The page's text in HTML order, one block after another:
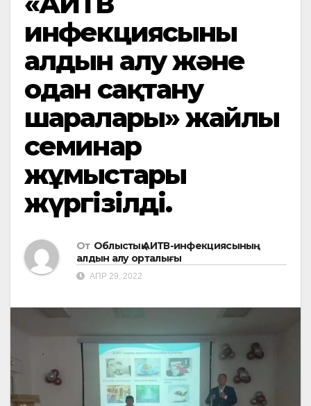
инфекциясының
алдын алу және
одан сақтану
шаралары» жайлы
семинар
жұмыстары
жүргізілді.
От Облыстық АИТВ-инфекциясының
алдын алу орталығы
АПР 29, 2022